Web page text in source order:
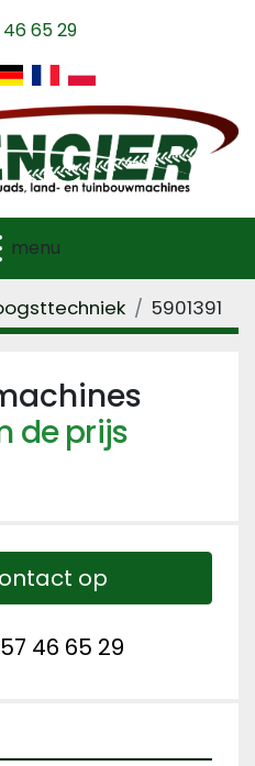
65 29
menu
5901391
de prijs
op
46 65 29